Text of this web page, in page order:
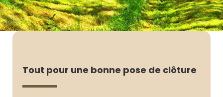
Tout pour une bonne pose de clôture